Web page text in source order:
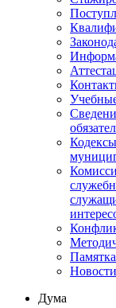
Дума